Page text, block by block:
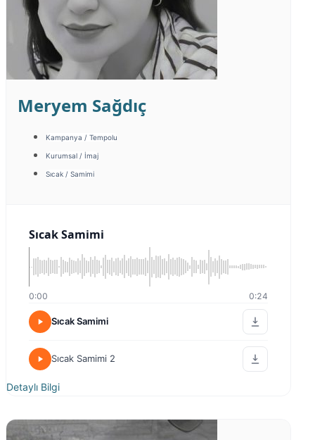
Meryem Sağdıç
Kampanya / Tempolu
Kurumsal / İmaj
Sıcak / Samimi
Sıcak Samimi
0:00 0:24
Sıcak Samimi
Sıcak Samimi 2
Detaylı Bilgi